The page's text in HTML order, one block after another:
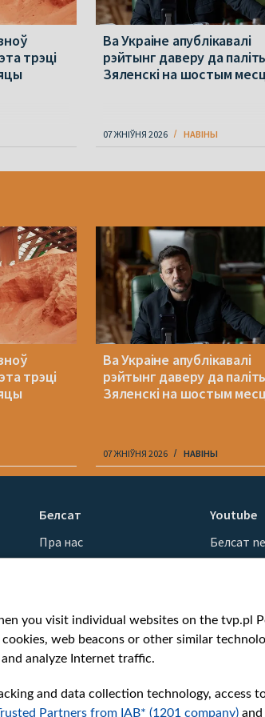
трэці
Ва Украіне апублікавалі
рэйтынг даверу да
Зяленскі на шостым
07 ЖНІЎНЯ 2026 НАВІНЫ
трэці
Ва Украіне апублікавалі
рэйтынг даверу да
Зяленскі на шостым
07 ЖНІЎНЯ 2026 НАВІНЫ
Белсат
Пра нас
Кантакты
Як нас глядзець
Узнагароды
Міжнародная супраца
Ціск з боку ўладаў
Беларусі
Youtube
Белсат
Белсат
Belsat
Biełsat PL
Белсат
Белсат
you visit individual websites on the tvp.pl
web beacons or other similar
analyze Internet traffic.
and data collection technology, access
Partners from IAB* (1201 company)